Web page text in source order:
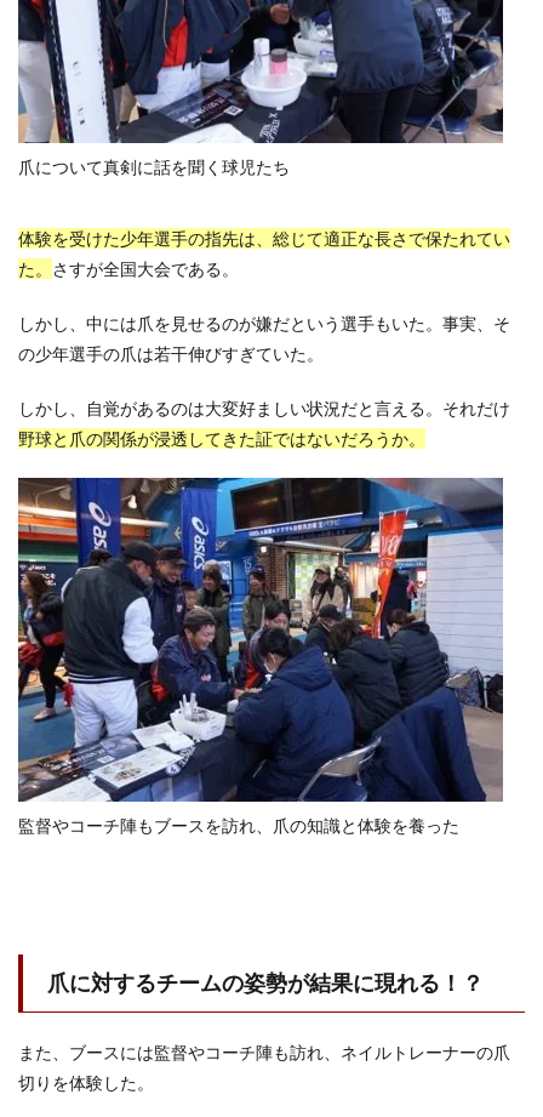
爪について真剣に話を聞く球児たち
体験を受けた少年選手の指先は、総じて適正な長さで保たれてい
た。 さすが全国大会である。
しかし、中には爪を見せるのが嫌だという選手もいた。事実、そ
の少年選手の爪は若干伸びすぎていた。
しかし、自覚があるのは大変好ましい状況だと言える。それだけ
野球と爪の関係が浸透してきた証ではないだろうか。
監督やコーチ陣もブースを訪れ、爪の知識と体験を養った
爪に対するチームの姿勢が結果に現れる！？
また、ブースには監督やコーチ陣も訪れ、ネイルトレーナーの爪
切りを体験した。